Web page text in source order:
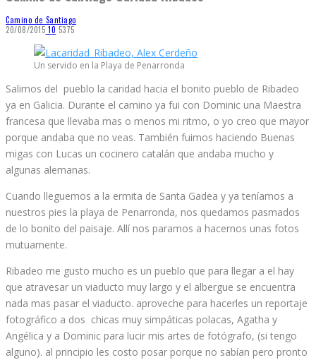
Camino de Santiago
20/08/2015 10 5375
Un servido en la Playa de Penarronda
Salimos del pueblo la caridad hacia el bonito pueblo de Ribadeo
ya en Galicia. Durante el camino ya fui con Dominic una Maestra
francesa que llevaba mas o menos mi ritmo, o yo creo que mayor
porque andaba que no veas. También fuimos haciendo Buenas
migas con Lucas un cocinero catalán que andaba mucho y
algunas alemanas.
Cuando lleguemos a la ermita de Santa Gadea y ya teníamos a
nuestros pies la playa de Penarronda, nos quedamos pasmados
de lo bonito del paisaje. Allí nos paramos a hacernos unas fotos
mutuamente.
Ribadeo me gusto mucho es un pueblo que para llegar a el hay
que atravesar un viaducto muy largo y el albergue se encuentra
nada mas pasar el viaducto. aproveche para hacerles un reportaje
fotográfico a dos chicas muy simpáticas polacas, Agatha y
Angélica y a Dominic para lucir mis artes de fotógrafo, (si tengo
alguno). al principio les costo posar porque no sabían pero pronto